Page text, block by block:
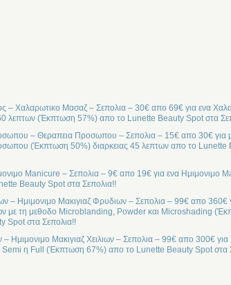
– Χαλαρωτικο Μασαζ – Σεπολια – 30€ απο 69€ για ενα
λεπτων (Έκπτωση 57%) απο το Lunette Beauty Spot στα
– Θεραπεια Προσωπου – Σεπολια – 15€ απο 30€ για
(Έκπτωση 50%) διαρκειας 45 λεπτων απο το Lunette
Manicure – Σεπολια – 9€ απο 19€ για ενα Ημιμονιμο
Beauty Spot στα Σεπολια!!
– Ημιμονιμο Μακιγιαζ Φρυδιων – Σεπολια – 99€ απο 360€
με τη μεθοδο Microblanding, Powder και Microshading
Spot στα Σεπολια!!
– Ημιμονιμο Μακιγιαζ Χειλιων – Σεπολια – 99€ απο 300€ για
Semi η Full (Έκπτωση 67%) απο το Lunette Beauty Spot στα